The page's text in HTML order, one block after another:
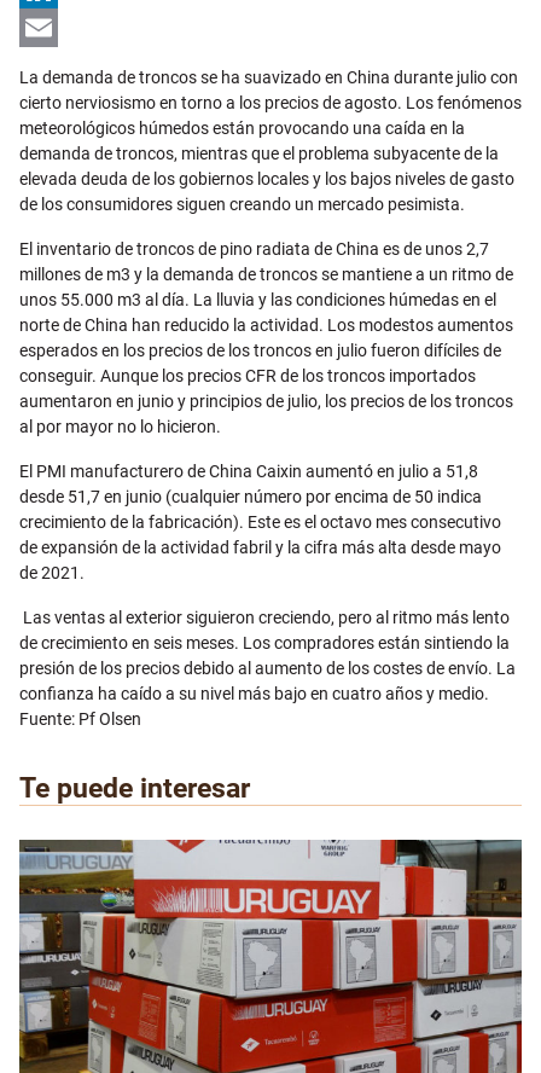
LinkedIn
Email
La demanda de troncos se ha suavizado en China durante julio con
cierto nerviosismo en torno a los precios de agosto. Los fenómenos
meteorológicos húmedos están provocando una caída en la
demanda de troncos, mientras que el problema subyacente de la
elevada deuda de los gobiernos locales y los bajos niveles de gasto
de los consumidores siguen creando un mercado pesimista.
El inventario de troncos de pino radiata de China es de unos 2,7
millones de m3 y la demanda de troncos se mantiene a un ritmo de
unos 55.000 m3 al día. La lluvia y las condiciones húmedas en el
norte de China han reducido la actividad. Los modestos aumentos
esperados en los precios de los troncos en julio fueron difíciles de
conseguir. Aunque los precios CFR de los troncos importados
aumentaron en junio y principios de julio, los precios de los troncos
al por mayor no lo hicieron.
El PMI manufacturero de China Caixin aumentó en julio a 51,8
desde 51,7 en junio (cualquier número por encima de 50 indica
crecimiento de la fabricación). Este es el octavo mes consecutivo
de expansión de la actividad fabril y la cifra más alta desde mayo
de 2021.
Las ventas al exterior siguieron creciendo, pero al ritmo más lento
de crecimiento en seis meses. Los compradores están sintiendo la
presión de los precios debido al aumento de los costes de envío. La
confianza ha caído a su nivel más bajo en cuatro años y medio.
Fuente: Pf Olsen
Te puede interesar